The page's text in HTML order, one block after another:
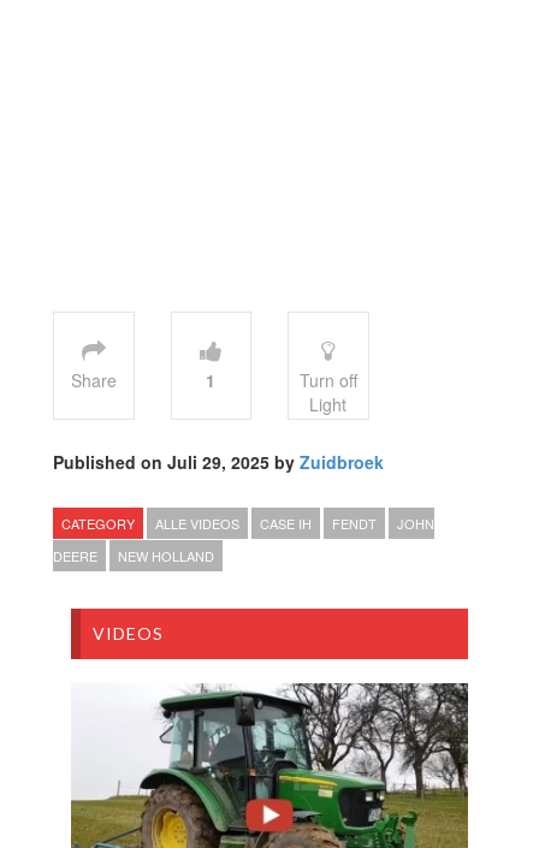
Share 1
Turn off
Light
Published on Juli 29, 2025 by Zuidbroek
CATEGORY ALLE VIDEOS CASE IH FENDT
JOHN
DEERE
NEW HOLLAND
VIDEOS